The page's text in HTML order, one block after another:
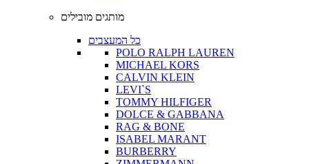
מותגים מובילים
כל המעצבים
POLO RALPH LAUREN
MICHAEL KORS
CALVIN KLEIN
LEVI`S
TOMMY HILFIGER
DOLCE & GABBANA
RAG & BONE
ISABEL MARANT
BURBERRY